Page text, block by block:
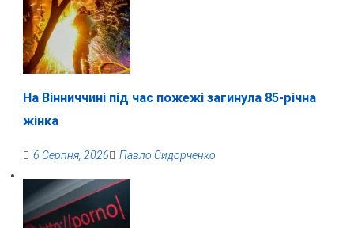
На Вінниччині під час пожежі загинула 85-річна
жінка
6 Серпня, 2026 Павло Сидорченко